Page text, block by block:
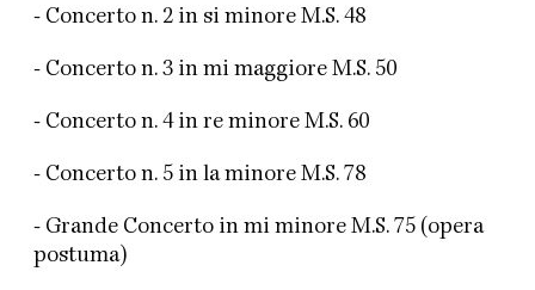
- Concerto n. 2 in si minore M.S. 48
- Concerto n. 3 in mi maggiore M.S. 50
- Concerto n. 4 in re minore M.S. 60
- Concerto n. 5 in la minore M.S. 78
- Grande Concerto in mi minore M.S. 75 (opera
postuma)